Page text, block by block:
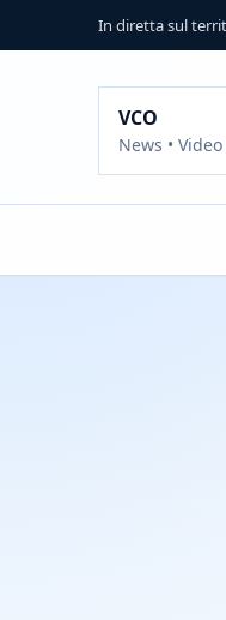
In diretta sul
VCO
News •